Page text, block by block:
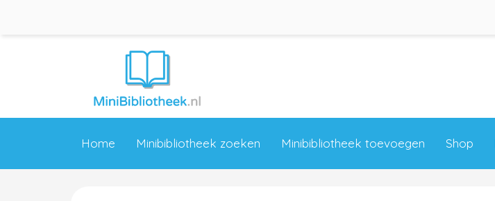
Home Minibibliotheek zoeken Minibibliotheek toevoegen Shop